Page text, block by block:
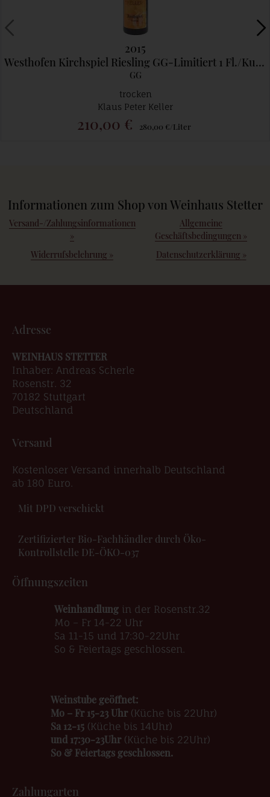
2015
Westhofen Kirchspiel Riesling GG-Limitiert 1 Fl./Kunde
GG
trocken
Klaus Peter Keller
210,00 € 280,00 €/Liter
Informationen zum Shop von Weinhaus Stetter
Versand-/Zahlungsinformationen
»
Allgemeine
Geschäftsbedingungen »
Widerrufsbelehrung » Datenschutzerklärung »
Adresse
WEINHAUS STETTER
Inhaber: Andreas Scherle
Rosenstr. 32
70182 Stuttgart
Deutschland
Versand
Kostenloser Versand innerhalb Deutschland
ab 180 Euro.
Mit DPD verschickt
Zertifizierter Bio-Fachhändler durch Öko-
Kontrollstelle DE-ÖKO-037
Öffnungszeiten
Weinhandlungin der Rosenstr.32
Mo – Fr 14-22 Uhr
Sa 11-15 und 17:30-22Uhr
So & Feiertags geschlossen.
Weinstube geöffnet:
Mo – Fr 15-23 Uhr(Küche bis 22Uhr)
Sa 12-15(Küche bis 14Uhr)
und 17:30-23Uhr(Küche bis 22Uhr)
So & Feiertags geschlossen.
Zahlungarten